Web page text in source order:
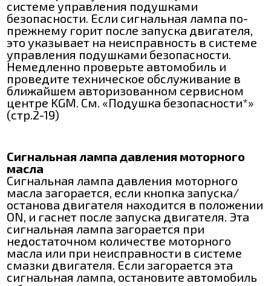
системе управления подушками
безопасности. Если сигнальная лампа по-
прежнему горит после запуска двигателя,
это указывает на неисправность в системе
управления подушками безопасности.
Немедленно проверьте автомобиль и
проведите техническое обслуживание в
ближайшем авторизованном сервисном
центре KGM. См. «Подушка безопасности*»
(стр.2-19)
Сигнальная лампа давления моторного
масла
Сигнальная лампа давления моторного
масла загорается, если кнопка запуска/
останова двигателя находится в положении
ON, и гаснет после запуска двигателя. Эта
сигнальная лампа загорается при
недостаточном количестве моторного
масла или при неисправности в системе
смазки двигателя. Если загорается эта
сигнальная лампа, остановите автомобиль